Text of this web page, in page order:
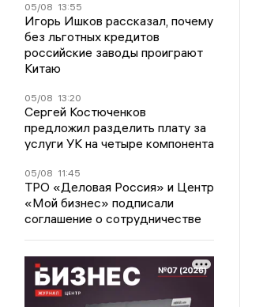
05/08 13:55
Игорь Ишков рассказал, почему
без льготных кредитов
российские заводы проиграют
Китаю
05/08 13:20
Сергей Костюченков
предложил разделить плату за
услуги УК на четыре компонента
05/08 11:45
ТРО «Деловая Россия» и Центр
«Мой бизнес» подписали
соглашение о сотрудничестве